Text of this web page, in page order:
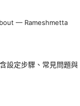
— Rameshmetta
設定步驟、常見問題與